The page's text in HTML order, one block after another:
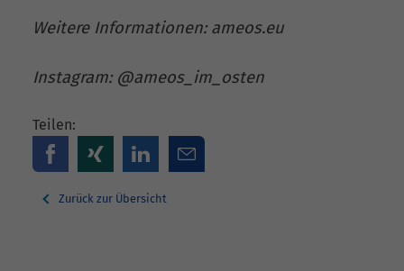
Weitere Informationen: ameos.eu
Instagram: @ameos_im_osten
Teilen:
Zurück zur Übersicht